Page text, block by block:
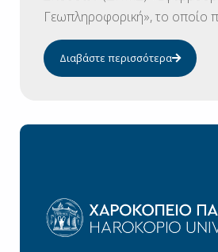
Γεωπληροφορική», το οποίο
Διαβάστε περισσότερα